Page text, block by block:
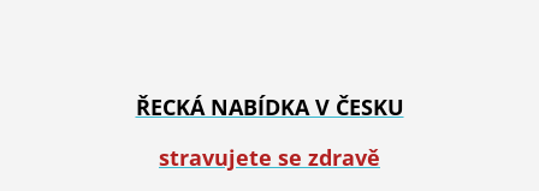
ŘECKÁ NABÍDKA V ČESKU
stravujete se zdravě